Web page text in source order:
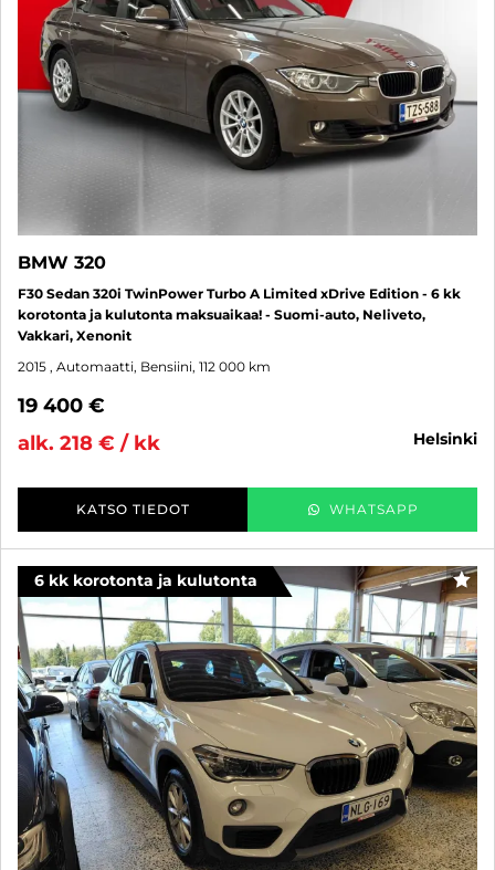
BMW 320
F30 Sedan 320i TwinPower Turbo A Limited xDrive Edition - 6 kk
korotonta ja kulutonta maksuaikaa! - Suomi-auto, Neliveto,
Vakkari, Xenonit
2015 , Automaatti, Bensiini, 112 000 km
19 400 €
alk. 218 € / kk
helsinki
KATSO TIEDOT WHATSAPP
6 kk korotonta ja kulutonta